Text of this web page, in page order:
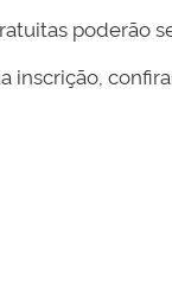
poderão
inscrição,